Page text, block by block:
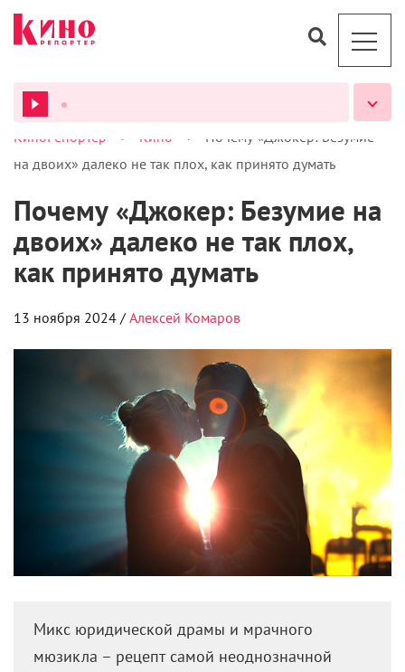
ВСЕ ПОДКАСТЫ
КиноРепортер > Кино >
Почему «Джокер: Безумие
на двоих» далеко не так плох, как принято думать
Почему «Джокер: Безумие на
двоих» далеко не так плох,
как принято думать
13 ноября 2024 / Алексей Комаров
Микс юридической драмы и мрачного
мюзикла – рецепт самой неоднозначной